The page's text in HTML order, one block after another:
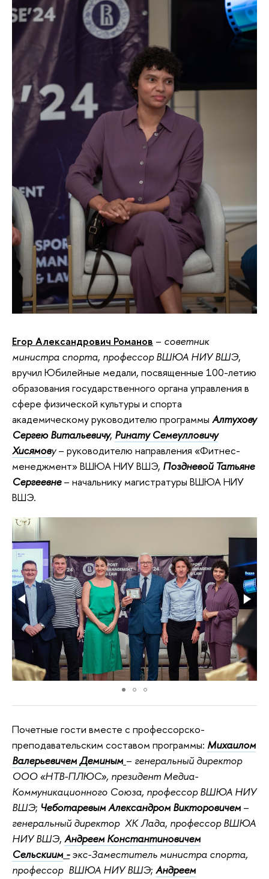
Егор Александрович Романов – советник
министра спорта, профессор ВШЮА НИУ ВШЭ,
вручил Юбилейные медали, посвященные 100-летию
образования государственного органа управления в
сфере физической культуры и спорта
академическому руководителю программы Алтухову
Сергею Витальевичу, Ринату Семеулловичу
Хисямову– руководителю направления «Фитнес-
менеджмент» ВШЮА НИУ ВШЭ, Поздневой Татьяне
Сергеевне– начальнику магистратуры ВШЮА НИУ
ВШЭ.
Почетные гости вместе с профессорско-
преподавательским составом программы: Михаилом
Валерьевичем Деминым – генеральный директор
ООО «НТВ-ПЛЮС», президент Медиа-
Коммуникационного Союза, профессор ВШЮА НИУ
ВШЭ; Чеботаревым Александром Викторовичем –
генеральный директор ХК Лада, профессор ВШЮА
НИУ ВШЭ, Андреем Константиновичем
Сельскиим - экс-Заместитель министра спорта,
профессор ВШЮА НИУ ВШЭ; Андреем